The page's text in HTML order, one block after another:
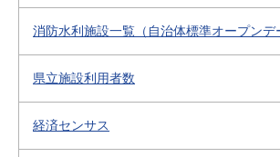
消防水利施設一覧（自治体標準オープンデ
県立施設利用者数
経済センサス